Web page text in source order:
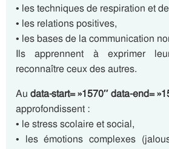
• les techniques de respiration et
• les relations positives,
• les bases de la communication
Ils apprennent à exprimer
reconnaître ceux des autres.
Au data-start= »1570″ data-end=
approfondissent :
• le stress scolaire et social,
• les émotions complexes